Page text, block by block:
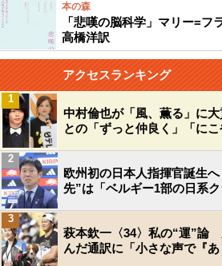
本の森
「悲嘆の脳科学」マリー=
高橋洋訳
アクセスランキング
中村倫也が「風、薫る」に
との「ずっと仲良く」「に
1
欧州初の日本人指揮官誕生
先”は「ベルギー1部の日系
2
萩本欽一〈34〉私の“運”論
んだ通訳に「小さな声で『あ
3